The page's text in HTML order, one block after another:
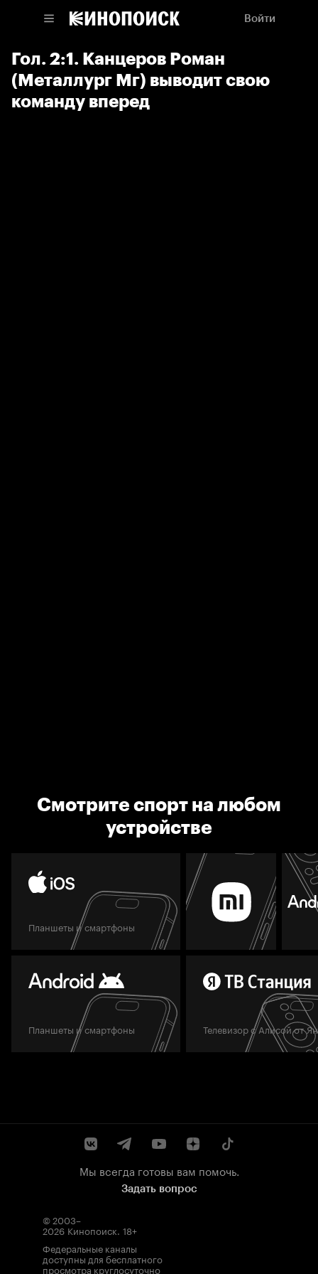
Войти
Гол. 2:1. Канцеров Роман
(Металлург Мг) выводит свою
команду вперед
Смотрите спорт на любом
устройстве
Планшеты и смартфоны
Планшеты и смартфоны Телевизор с Алисой от
Мы всегда готовы вам помочь.
Задать вопрос
© 2003–
2026 Кинопоиск. 18+
Федеральные каналы
доступны для бесплатного
просмотра круглосуточно